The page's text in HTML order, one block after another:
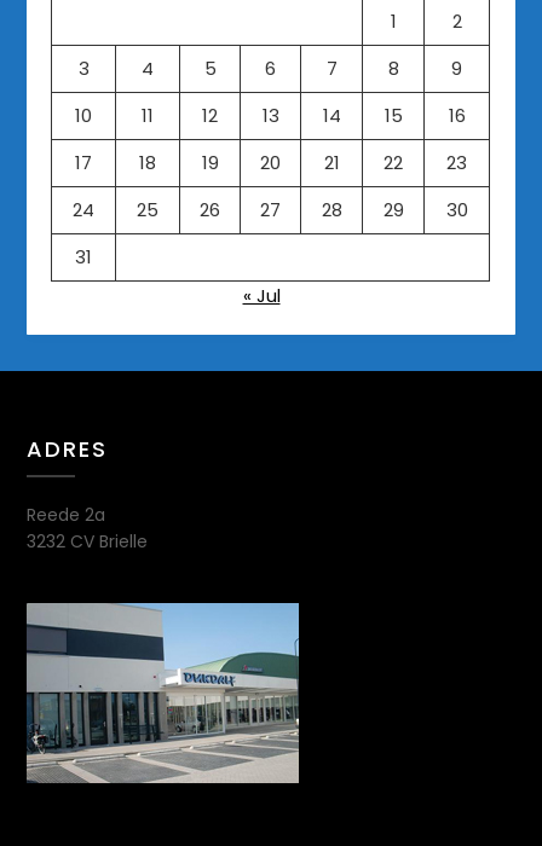
1
2
3
4 5 6 7 8
9
10
11 12 13 14 15
16
17
18 19 20 21 22
23
24
25 26 27 28 29
30
31
« Jul
ADRES
Reede 2a
3232 CV Brielle